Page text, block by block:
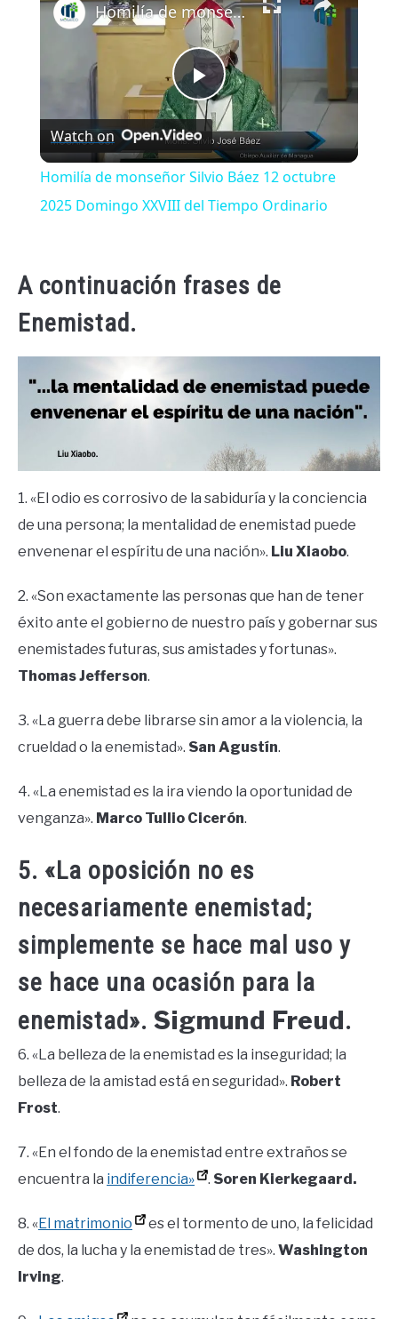
Play
Video
Homilía de monseñor Silvio Báez 12 octubre 2025 Domingo XXVIII del Tiempo Ordinario
Watch on
Homilía de monseñor Silvio Báez 12 octubre
2025 Domingo XXVIII del Tiempo Ordinario
A continuación frases de
Enemistad.
1. «El odio es corrosivo de la sabiduría y la conciencia
de una persona; la mentalidad de enemistad puede
envenenar el espíritu de una nación». Liu Xiaobo.
2. «Son exactamente las personas que han de tener
éxito ante el gobierno de nuestro país y gobernar sus
enemistades futuras, sus amistades y fortunas».
Thomas Jefferson.
3. «La guerra debe librarse sin amor a la violencia, la
crueldad o la enemistad». San Agustín.
4. «La enemistad es la ira viendo la oportunidad de
venganza». Marco Tullio Cicerón.
5. «La oposición no es
necesariamente enemistad;
simplemente se hace mal uso y
se hace una ocasión para la
enemistad». Sigmund Freud.
6. «La belleza de la enemistad es la inseguridad; la
belleza de la amistad está en seguridad». Robert
Frost.
7. «En el fondo de la enemistad entre extraños se
encuentra la indiferencia» . Soren Kierkegaard.
8. «El matrimonio
es el tormento de uno, la felicidad
de dos, la lucha y la enemistad de tres». Washington
Irving.